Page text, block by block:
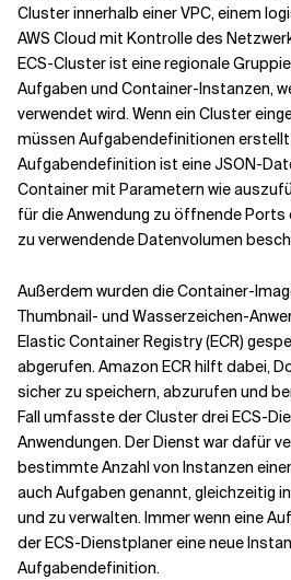
Cluster innerhalb einer VPC, einem
AWS Cloud mit Kontrolle des
ECS-Cluster ist eine regionale
Aufgaben und Container-Instanzen,
verwendet wird. Wenn ein Cluster
müssen Aufgabendefinitionen erstellt
Aufgabendefinition ist eine JSON-
Container mit Parametern wie
für die Anwendung zu öffnende
zu verwendende Datenvolumen
Außerdem wurden die Container-
Thumbnail- und Wasserzeichen-
Elastic Container Registry (ECR)
abgerufen. Amazon ECR hilft dabei,
sicher zu speichern, abzurufen und
Fall umfasste der Cluster drei ECS-
Anwendungen. Der Dienst war dafür
bestimmte Anzahl von Instanzen
auch Aufgaben genannt, gleichzeitig
und zu verwalten. Immer wenn eine
der ECS-Dienstplaner eine neue
Aufgabendefinition.